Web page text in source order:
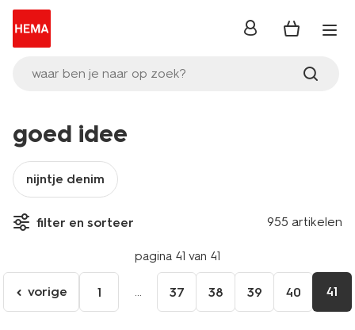
waar ben je naar op zoek?
inloggen
goed idee
nijntje denim
filter en sorteer 955 artikelen
pagina 41 van 41
ga
naar
vorige 1 ... 37 38 39 40 41